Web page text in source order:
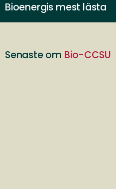
Bioenergis mest lästa
Senaste om Bio-CCSU